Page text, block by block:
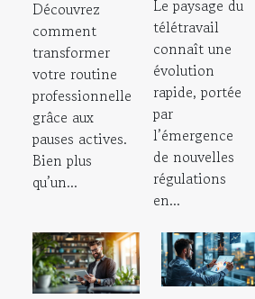
Découvrez
comment
transformer
votre routine
professionnelle
grâce aux
pauses actives.
Bien plus
qu’un...
Le paysage du
télétravail
connaît une
évolution
rapide, portée
par
l’émergence
de nouvelles
régulations
en...